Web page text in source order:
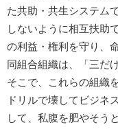
た共助・共生システム
しないように相互扶助
の利益・権利を守り、
同組合組織は、「三だ
そこで、これらの組織
ドリルで壊してビジネ
して、私腹を肥やそう